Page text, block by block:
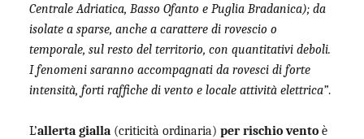
Centrale Adriatica, Basso Ofanto e Puglia Bradanica); da
isolate a sparse, anche a carattere di rovescio o
temporale, sul resto del territorio, con quantitativi deboli.
I fenomeni saranno accompagnati da rovesci di forte
intensità, forti raffiche di vento e locale attività elettrica”.
L’allerta gialla (criticità ordinaria) per rischio vento è